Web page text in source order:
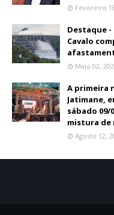
Fevereiro
Destaque
Cavalo
Maio 02,
A primeira
Jatimane,
sábado 09/
mistura de
Agosto 12,